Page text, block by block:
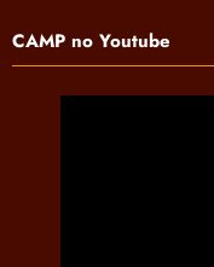
CAMP no Youtube